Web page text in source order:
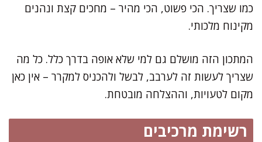
כמו שצריך. הכי פשוט, הכי מהיר – מחכים קצת ונהנים
מקינוח מלכותי.
המתכון הזה מושלם גם למי שלא אופה בדרך כלל. כל מה
שצריך לעשות זה לערבב, לבשל ולהכניס למקרר – אין כאן
מקום לטעויות, וההצלחה מובטחת.
רשימת מרכיבים